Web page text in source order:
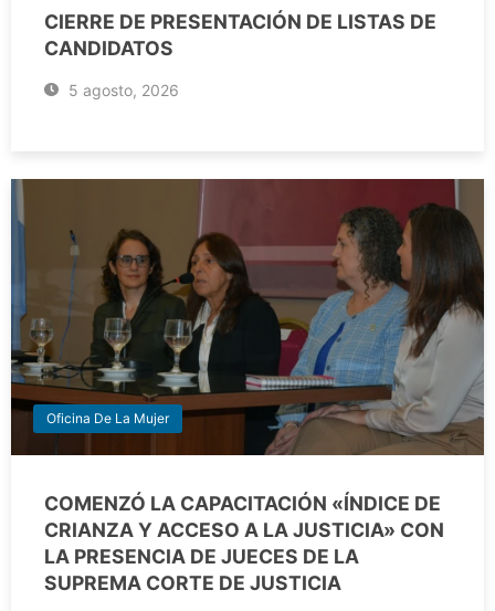
CIERRE DE PRESENTACIÓN DE LISTAS DE
CANDIDATOS
5 agosto, 2026
Oficina De La Mujer
COMENZÓ LA CAPACITACIÓN «ÍNDICE DE
CRIANZA Y ACCESO A LA JUSTICIA» CON
LA PRESENCIA DE JUECES DE LA
SUPREMA CORTE DE JUSTICIA